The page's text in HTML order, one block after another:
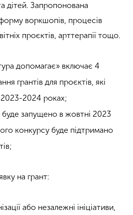
дітей. Запропонована
воркшопів, процесів
проєктів, арттерапії тощо.
допомагає» включає 4
грантів для проєктів, які
2023-2024 роках;
запущено в жовтні 2023
конкурсу буде підтримано
на грант:
або незалежні ініціативи,